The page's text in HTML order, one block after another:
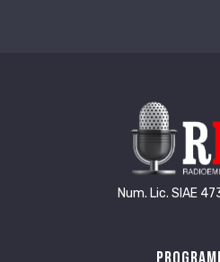
Num. Lic. SIAE